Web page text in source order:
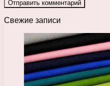
Свежие записи